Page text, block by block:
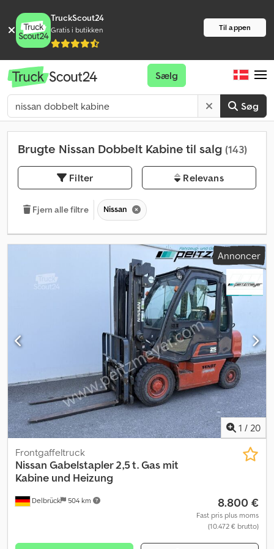
TruckScout24
Gratis i butikken Til appen
Søg
Sælg
Brugte Nissan Dobbelt Kabine til salg (143)
Filter Relevans
Fjern alle filtre Nissan
Annoncer
1 / 20
Delbrück 504 km
Frontgaffeltruck
Nissan Gabelstapler 2,5 t. Gas mit
Kabine und Heizung
8.800 €
Fast pris plus moms
(10.472 € brutto)